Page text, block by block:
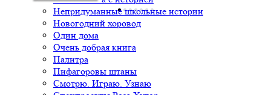
Непридуманные школьные истории
Новогодний хоровод
Один дома
Очень добрая книга
Палитра
Пифагоровы штаны
Смотрю. Играю. Узнаю